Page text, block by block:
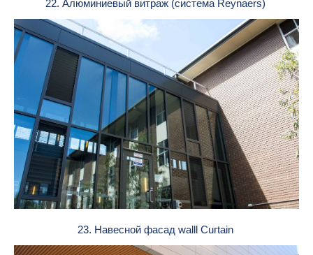
22. Алюминиевый витраж (система Reynaers)
23. Навесной фасад walll Curtain